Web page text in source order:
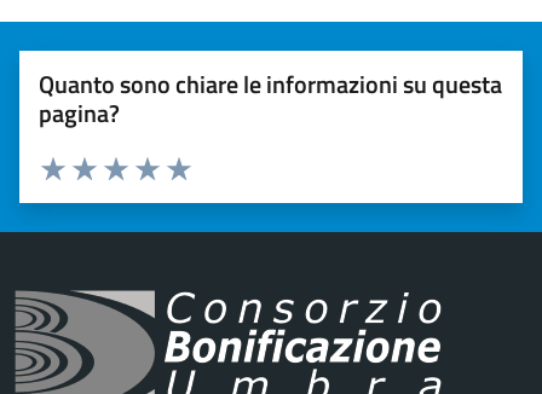
Quanto sono chiare le informazioni su questa
pagina?
Valuta 5 stelle su 5
Valuta 4 stelle su 5
Valuta 3 stelle su 5
Valuta 2 stelle su 5
Valuta 1 stelle su 5